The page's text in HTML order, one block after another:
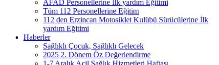
AFAD Personellerine İlk yardım Eğitimi
Tüm 112 Personellerine Eğitim
112 den Erzincan Motosiklet Kulübü Sürücülerine İlk
yardım Eğitimi
Haberler
Sağlıklı Çocuk, Sağlıklı Gelecek
2025 2. Dönem Öz Değerlendirme
1-7 Aralık Acil Sağlık Hizmetleri Haftası